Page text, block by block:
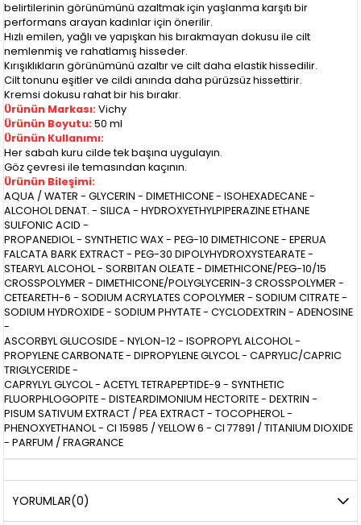
belirtilerinin görünümünü azaltmak için yaşlanma karşıtı bir
performans arayan kadınlar için önerilir.
Hızlı emilen, yağlı ve yapışkan his bırakmayan dokusu ile cilt
nemlenmiş ve rahatlamış hisseder.
Kırışıklıkların görünümünü azaltır ve cilt daha elastik hissedilir.
Cilt tonunu eşitler ve cildi anında daha pürüzsüz hissettirir.
Kremsi dokusu rahat bir his bırakır.
Ürünün Markası:Vichy
Ürünün Boyutu: 50 ml
Ürünün Kullanımı:
Her sabah kuru cilde tek başına uygulayın.
Göz çevresi ile temasından kaçının.
Ürünün Bileşimi:
AQUA / WATER - GLYCERIN - DIMETHICONE - ISOHEXADECANE -
ALCOHOL DENAT. - SILICA - HYDROXYETHYLPIPERAZINE ETHANE
SULFONIC ACID -
PROPANEDIOL - SYNTHETIC WAX - PEG-10 DIMETHICONE - EPERUA
FALCATA BARK EXTRACT - PEG-30 DIPOLYHYDROXYSTEARATE -
STEARYL ALCOHOL - SORBITAN OLEATE - DIMETHICONE/PEG-10/15
CROSSPOLYMER - DIMETHICONE/POLYGLYCERIN-3 CROSSPOLYMER -
CETEARETH-6 - SODIUM ACRYLATES COPOLYMER - SODIUM CITRATE -
SODIUM HYDROXIDE - SODIUM PHYTATE - CYCLODEXTRIN - ADENOSINE
-
ASCORBYL GLUCOSIDE - NYLON-12 - ISOPROPYL ALCOHOL -
PROPYLENE CARBONATE - DIPROPYLENE GLYCOL - CAPRYLIC/CAPRIC
TRIGLYCERIDE -
CAPRYLYL GLYCOL - ACETYL TETRAPEPTIDE-9 - SYNTHETIC
FLUORPHLOGOPITE - DISTEARDIMONIUM HECTORITE - DEXTRIN -
PISUM SATIVUM EXTRACT / PEA EXTRACT - TOCOPHEROL -
PHENOXYETHANOL - CI 15985 / YELLOW 6 - CI 77891 / TITANIUM DIOXIDE
- PARFUM / FRAGRANCE
YORUMLAR(0)